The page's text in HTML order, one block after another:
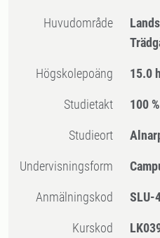
Huvudområde
högskolepoäng 15.0
Studietakt 100 %
Studieort
Undervisningsform
Anmälningskod SLU-
Kurskod